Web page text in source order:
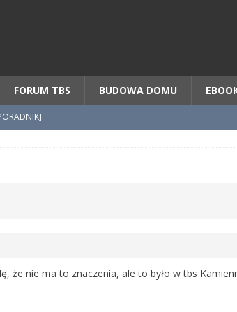
FORUM TBS BUDOWA DOMU
że nie ma to znaczenia, ale to było w tbs